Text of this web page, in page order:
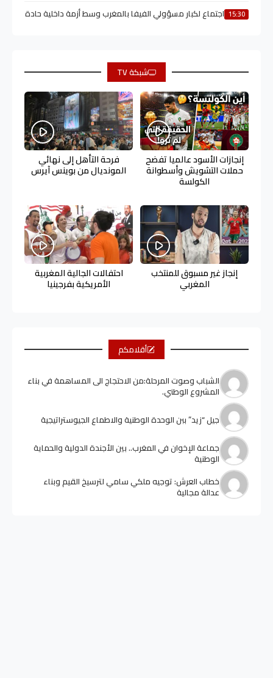
15:30 اجتماع لكبار مسؤولي الفيفا بالمغرب وسط أزمة داخلية حادة
شبكة TV
إنجازات الأسود عالميا تفضح
حملات التشويش وأسطوانة
الكولسة
فرحة التأهل إلى نهائي
المونديال من بوينس آيرس
إنجاز غير مسبوق للمنتخب
المغربي
احتفالات الجالية المغربية
الأمريكية بفرجينيا
أقلامكم
الشباب وصوت المرحلة:من الاحتجاج الى المساهمة في بناء
المشروع الوطني.
جيل “زيد” ببن الوحدة الوطنية والاطماع الجيوستراتيجية
جماعة الإخوان في المغرب.. بين الأجندة الدولية والحماية
الوطنية
خطاب العرش: توجيه ملكي سامي لترسيخ القيم وبناء
عدالة مجالية